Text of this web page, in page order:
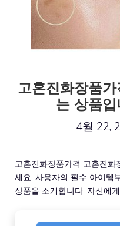
고혼진화장품
는 상품
4월 22,
고혼진화장품가격 고혼진
세요. 사용자의 필수 아이템
상품을 소개합니다. 자신에